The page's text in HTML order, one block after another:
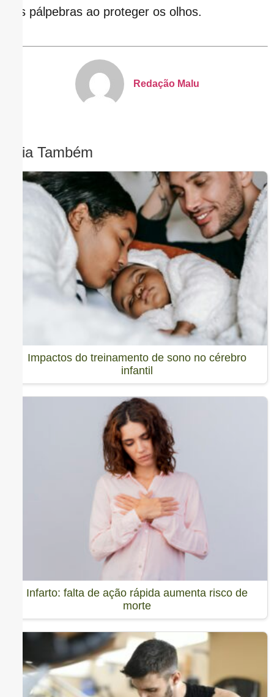
das pálpebras ao proteger os olhos.
Redação Malu
Leia Também
Impactos do treinamento de sono no cérebro
infantil
Infarto: falta de ação rápida aumenta risco de
morte